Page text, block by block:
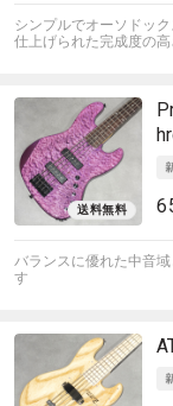
シンプルでオーソドッ
仕上げられた完成度の高
バランスに優れた中音
す